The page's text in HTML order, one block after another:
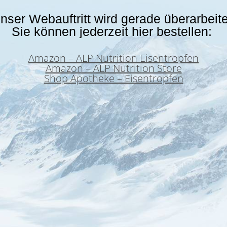
Webauftritt wird gerade
Sie können jederzeit hier bestellen:
Amazon – ALP Nutrition Eisentropfen
Amazon – ALP Nutrition Store
Shop Apotheke – Eisentropfen